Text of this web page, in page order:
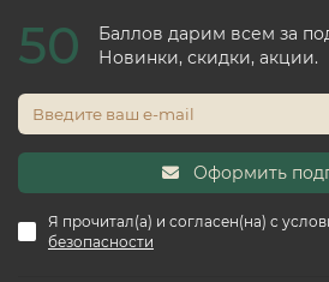
50
Баллов дарим всем за
Новинки, скидки, акции.
Оформить
Я прочитал(а) и согласен(на) с
безопасности